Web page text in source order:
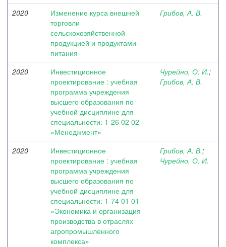
2020
Изменение курса внешней
торговли
сельскохозяйственной
продукцией и продуктами
питания
Грибов, А. В.
2020
Инвестиционное
проектирование : учебная
программа учреждения
высшего образования по
учебной дисциплине для
специальности: 1-26 02 02
«Менеджмент»
Чурейно, О. И.;
Грибов, А. В.
2020
Инвестиционное
проектирование : учебная
программа учреждения
высшего образования по
учебной дисциплине для
специальности: 1-74 01 01
«Экономика и организация
производства в отраслях
агропромышленного
комплекса»
Грибов, А. В.;
Чурейно, О. И.